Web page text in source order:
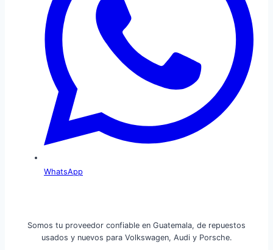
WhatsApp
Somos tu proveedor confiable en Guatemala, de repuestos
usados y nuevos para Volkswagen, Audi y Porsche.